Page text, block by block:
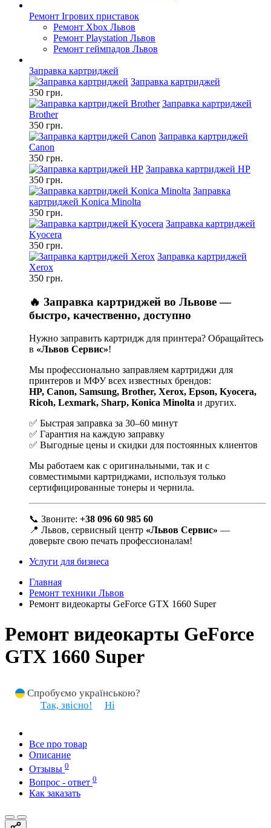
Ремонт Ігрових приставок
Ремонт Xbox Львов
Ремонт Playstation Львов
Ремонт геймпадов Львов
Заправка картриджей
Заправка картриджей
350 грн.
Заправка картриджей
Brother
350 грн.
Заправка картриджей
Canon
350 грн.
Заправка картриджей HP
350 грн.
Заправка
картриджей Konica Minolta
350 грн.
Заправка картриджей
Kyocera
350 грн.
Заправка картриджей
Xerox
350 грн.
🔥 Заправка картриджей во Львове —
быстро, качественно, доступно
Нужно заправить картридж для принтера? Обращайтесь
в «Львов Сервис»!
Мы профессионально заправляем картриджи для
принтеров и МФУ всех известных брендов:
HP, Canon, Samsung, Brother, Xerox, Epson, Kyocera,
Ricoh, Lexmark, Sharp, Konica Minolta и других.
✅ Быстрая заправка за 30–60 минут
✅ Гарантия на каждую заправку
✅ Выгодные цены и скидки для постоянных клиентов
Мы работаем как с оригинальными, так и с
совместимыми картриджами, используя только
сертифицированные тонеры и чернила.
📞 Звоните: +38 096 60 985 60
📍 Львов, сервисный центр «Львов Сервис» —
доверьте свою печать профессионалам!
Услуги для бизнеса
Главная
Ремонт техники Львов
Ремонт видеокарты GeForce GTX 1660 Super
Ремонт видеокарты GeForce
GTX 1660 Super
Спробуємо українською?
Так, звісно!
Ні
Все про товар
Описание
Отзывы 0
Вопрос - ответ 0
Как заказать